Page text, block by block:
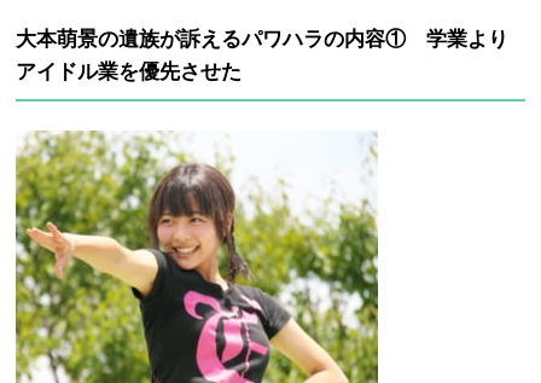
大本萌景の遺族が訴えるパワハラの内容① 学業より
アイドル業を優先させた